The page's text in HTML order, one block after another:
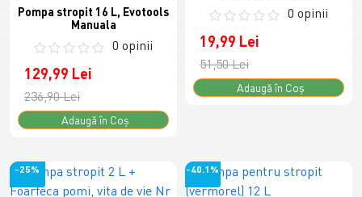
Pompa stropit 16 L, Evotools
Manuala
0 opinii
129,99 Lei
236,90 Lei
Adaugă în Coş
0 opinii
19,99 Lei
51,50 Lei
Adaugă în Coş
-25% -40.1%